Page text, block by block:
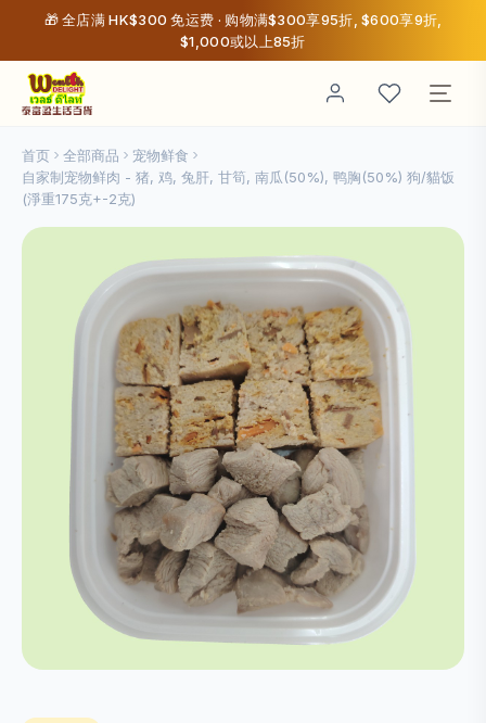
🎁 全店满 HK$300 免运费 · 购物满$300享95折, $600享9折,
$1,000或以上85折
首页 全部商品
宠物鲜食
自家制宠物鲜肉 - 猪, 鸡, 兔肝, 甘筍, 南瓜(50%), 鸭胸(50%) 狗/貓饭
(淨重175克+-2克)